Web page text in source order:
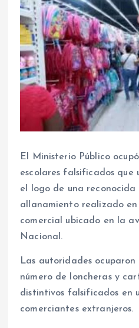
El Ministerio Público
escolares falsificados que
el logo de una reconocida
allanamiento realizado
comercial ubicado en la
Nacional.
Las autoridades ocuparon
número de loncheras y
distintivos falsificados en
comerciantes extranjeros.